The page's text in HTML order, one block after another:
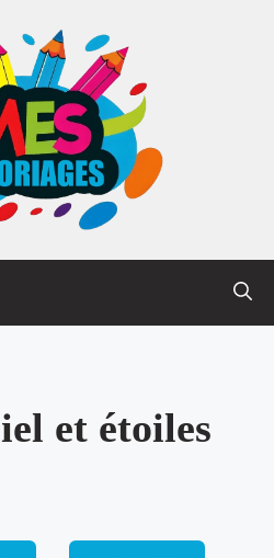
et étoiles